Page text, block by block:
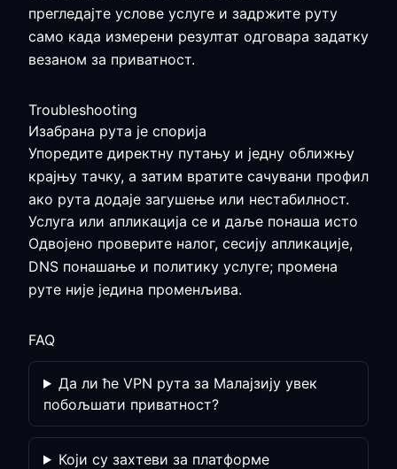
прегледајте услове услуге и задржите руту
само када измерени резултат одговара задатку
везаном за приватност.
Troubleshooting
Изабрана рута је спорија
Упоредите директну путању и једну оближњу
крајњу тачку, а затим вратите сачувани профил
ако рута додаје загушење или нестабилност.
Услуга или апликација се и даље понаша исто
Одвојено проверите налог, сесију апликације,
DNS понашање и политику услуге; промена
руте није једина променљива.
FAQ
Да ли ће VPN рута за Малајзију увек
побољшати приватност?
Који су захтеви за платформе